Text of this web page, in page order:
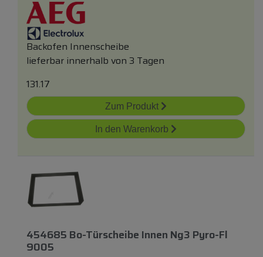
Backofen Innenscheibe
lieferbar innerhalb von 3 Tagen
131.17
Zum Produkt
In den Warenkorb
454685 Bo-Türscheibe Innen Ng3 Pyro-Fl
9005